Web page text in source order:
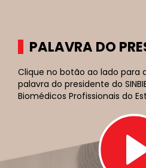
PALAVRA DO
Clique no botão ao lado para
palavra do presidente do
Biomédicos Profissionais do